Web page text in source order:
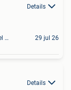
Details
Kapelle-Op-Den-Bos En Deel Van Zemst 29 jul 26
Details